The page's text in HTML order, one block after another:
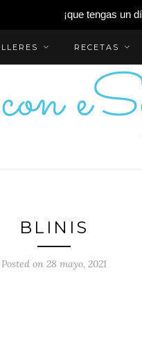
¡que tengas un
RECETAS
BLINIS
Posted on 28 mayo, 2021